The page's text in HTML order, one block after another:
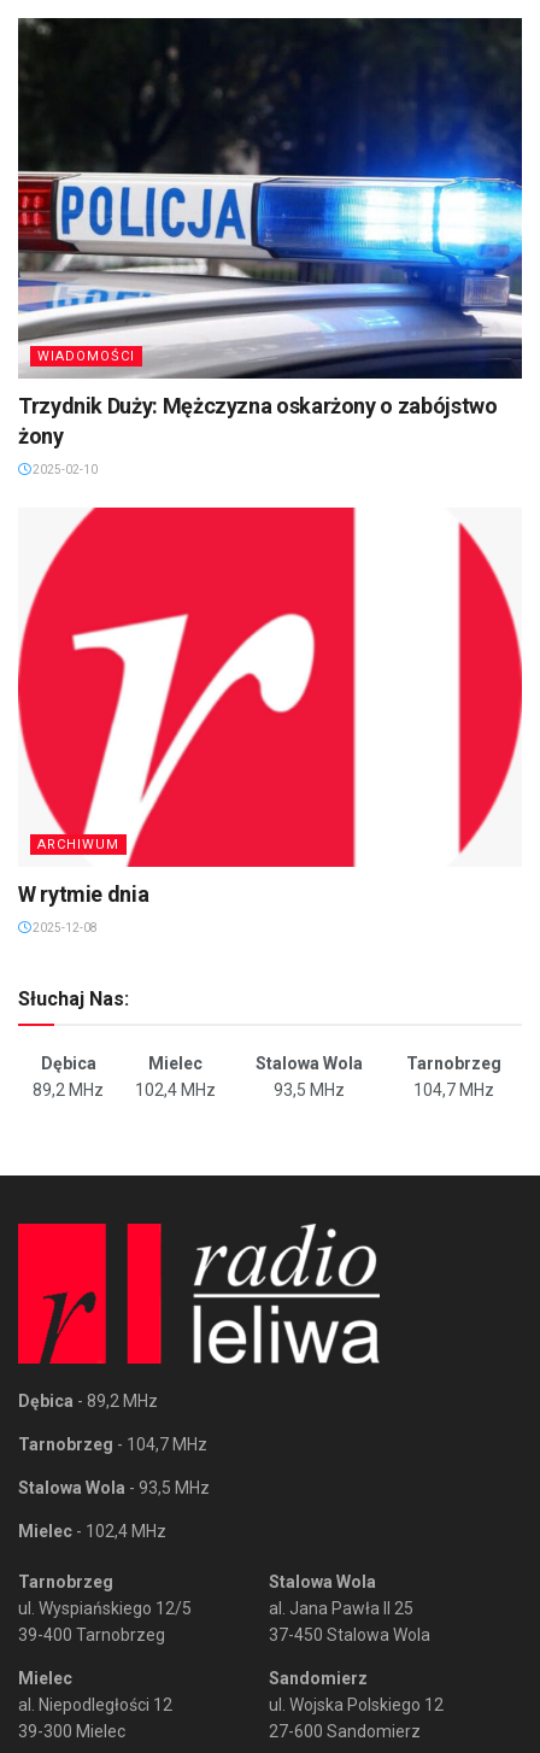
WIADOMOŚCI
Trzydnik Duży: Mężczyzna oskarżony o zabójstwo
żony
2025-02-10
ARCHIWUM
W rytmie dnia
2025-12-08
Słuchaj Nas:
Dębica Mielec Stalowa Wola
Tarnobrzeg
89,2 MHz
102,4 MHz 93,5 MHz 104,7 MHz
Dębica - 89,2 MHz
Tarnobrzeg - 104,7 MHz
Stalowa Wola - 93,5 MHz
Mielec - 102,4 MHz
Tarnobrzeg
ul. Wyspiańskiego 12/5
39-400 Tarnobrzeg
Mielec
al. Niepodległości 12
39-300 Mielec
Stalowa Wola
al. Jana Pawła II 25
37-450 Stalowa Wola
Sandomierz
ul. Wojska Polskiego 12
27-600 Sandomierz